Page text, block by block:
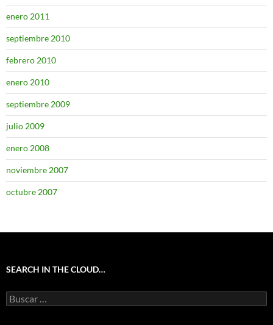
enero 2011
septiembre 2010
febrero 2010
enero 2010
septiembre 2009
julio 2009
enero 2008
noviembre 2007
octubre 2007
SEARCH IN THE CLOUD…
Buscar: